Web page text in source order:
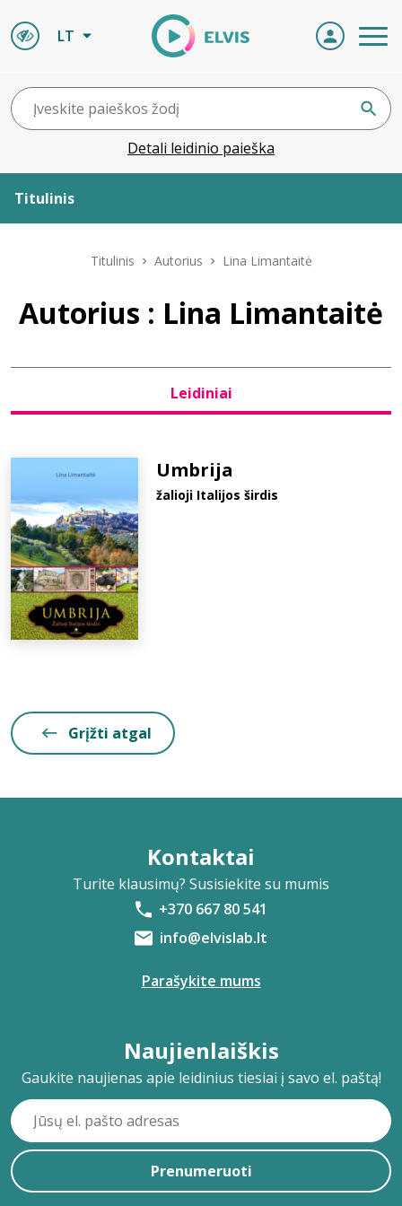
LT
Detali leidinio paieška
Titulinis
Leidiniai
D.U.K.
Titulinis Autorius Lina Limantaitė
Autorius : Lina Limantaitė
Leidiniai
Umbrija
žalioji Italijos širdis
Grįžti atgal
Kontaktai
Turite klausimų? Susisiekite su mumis
+370 667 80 541
info@elvislab.lt
Parašykite mums
Naujienlaiškis
Gaukite naujienas apie leidinius tiesiai į savo el. paštą!
Prenumeruoti